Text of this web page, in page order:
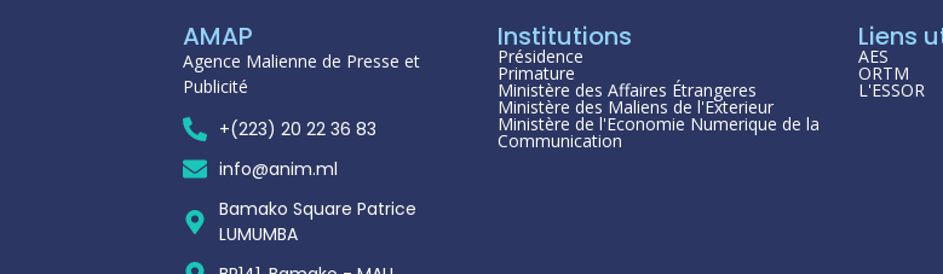
AMAP
Agence Malienne de Presse et
Publicité
+(223) 20 22 36 83
info@anim.ml
Bamako Square Patrice
LUMUMBA
Institutions
Présidence
Primature
Ministère des Affaires Étrangeres
Ministère des Maliens de l'Exterieur
Ministère de l'Economie Numerique de la
Communication
Liens
AES
ORTM
L'ESSOR